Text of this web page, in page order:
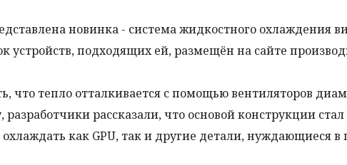
новинка - система жидкостного охлаждения
устройств, подходящих ей, размещён на сайте
что тепло отталкивается с помощью вентиляторов
рассказали, что основой конструкции
охлаждать как GPU, так и другие детали, нуждающиеся